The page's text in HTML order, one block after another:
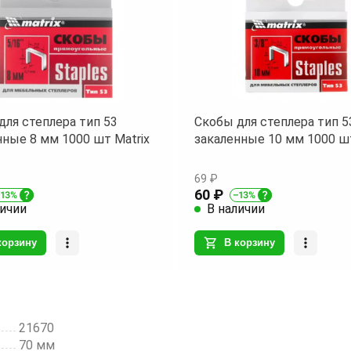
инструмента позволяет работать
труднодоступных местах.
В комплект входит терка с зажимами
оптимальное сочетание для быстрой
эффективной обработки различных
Назначение:
Используется для удаления старой
краски, ржавчины, выравнивания
неровностей и подготовки
степлера тип 53
8 мм 1000 шт Matrix
Скобы для степлера тип
закаленные 10 мм 1000
69 ₽
60 ₽
В наличии
В корзину
21670
70 мм